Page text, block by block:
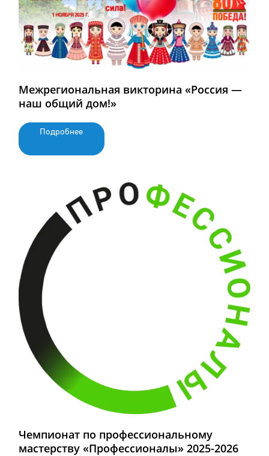
Межрегиональная викторина «Россия —
наш общий дом!»
Подробнее
Чемпионат по профессиональному
мастерству «Профессионалы» 2025-2026